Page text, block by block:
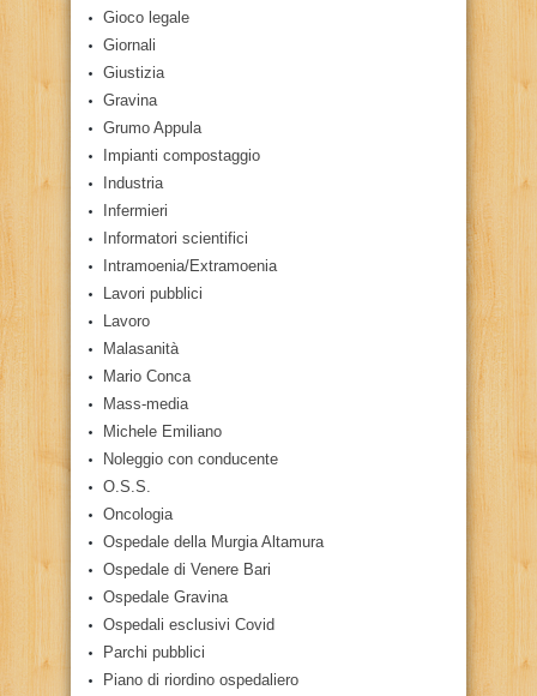
Gioco legale
Giornali
Giustizia
Gravina
Grumo Appula
Impianti compostaggio
Industria
Infermieri
Informatori scientifici
Intramoenia/Extramoenia
Lavori pubblici
Lavoro
Malasanità
Mario Conca
Mass-media
Michele Emiliano
Noleggio con conducente
O.S.S.
Oncologia
Ospedale della Murgia Altamura
Ospedale di Venere Bari
Ospedale Gravina
Ospedali esclusivi Covid
Parchi pubblici
Piano di riordino ospedaliero